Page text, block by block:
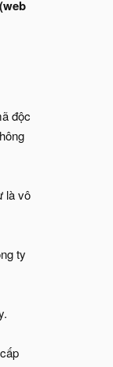
độc
là vô
ty